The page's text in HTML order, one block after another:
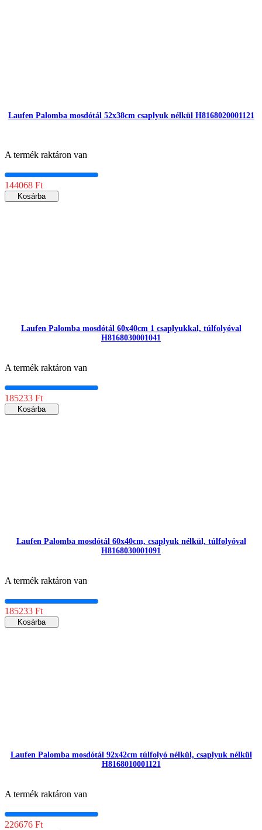
Laufen Palomba mosdótál 52x38cm csaplyuk nélkül H8168020001121
A termék raktáron van
144068 Ft
Kosárba
Laufen Palomba mosdótál 60x40cm 1 csaplyukkal, túlfolyóval
H8168030001041
A termék raktáron van
185233 Ft
Kosárba
Laufen Palomba mosdótál 60x40cm, csaplyuk nélkül, túlfolyóval
H8168030001091
A termék raktáron van
185233 Ft
Kosárba
Laufen Palomba mosdótál 92x42cm túlfolyó nélkül, csaplyuk nélkül
H8168010001121
A termék raktáron van
226676 Ft